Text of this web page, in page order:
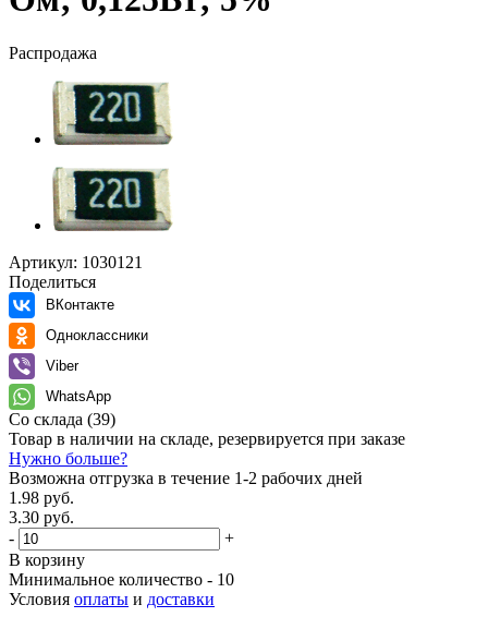
Распродажа
Артикул: 1030121
Поделиться
ВКонтакте
Одноклассники
Viber
WhatsApp
Со склада (39)
Товар в наличии на складе, резервируется при заказе
Нужно больше?
Возможна отгрузка в течение 1-2 рабочих дней
1.98 руб.
3.30 руб.
-
+
В корзину
Минимальное количество - 10
Условия оплаты и доставки